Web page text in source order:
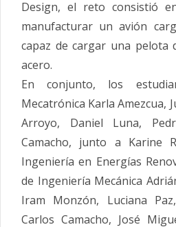
Design, el reto consistió
manufacturar un avión
capaz de cargar una pelota
acero.
En conjunto, los
Mecatrónica Karla Amezcua,
Arroyo, Daniel Luna,
Camacho, junto a Karine
Ingeniería en Energías
de Ingeniería Mecánica
Iram Monzón, Luciana
Carlos Camacho, José